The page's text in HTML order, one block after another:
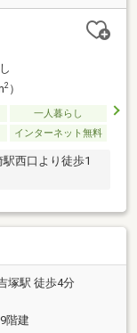
2）
一人暮らし
インターネット無料
西口より徒歩1
塚駅 徒歩4分
階建